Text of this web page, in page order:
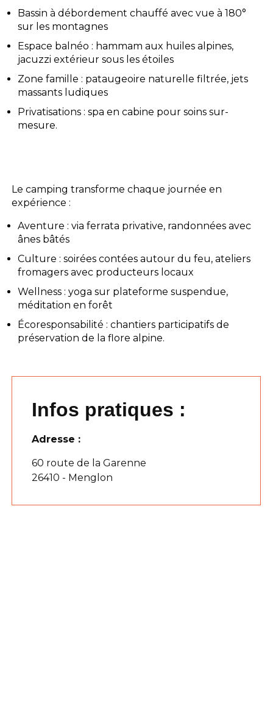
Bassin à débordement chauffé avec vue à 180°
sur les montagnes
Espace balnéo : hammam aux huiles alpines,
jacuzzi extérieur sous les étoiles
Zone famille : pataugeoire naturelle filtrée, jets
massants ludiques
Privatisations : spa en cabine pour soins sur-
mesure.
Le camping transforme chaque journée en
expérience :
Aventure : via ferrata privative, randonnées avec
ânes bâtés
Culture : soirées contées autour du feu, ateliers
fromagers avec producteurs locaux
Wellness : yoga sur plateforme suspendue,
méditation en forêt
Écoresponsabilité : chantiers participatifs de
préservation de la flore alpine.
Infos pratiques :
Adresse :
60 route de la Garenne
26410 - Menglon